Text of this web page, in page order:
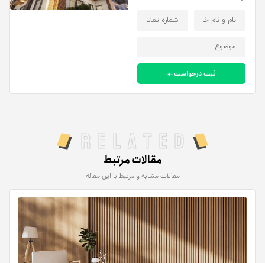
ثبت درخواست
Related
مقالات مرتبط
مقالات مشابه و مرتبط با این مقاله